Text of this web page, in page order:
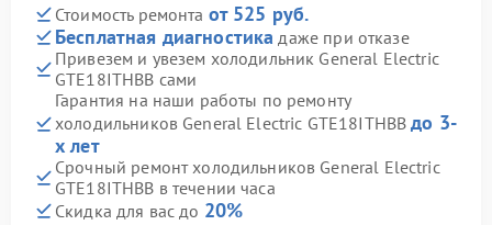
Стоимость ремонта от 525 руб.
Бесплатная диагностика даже при отказе
Привезем и увезем холодильник General Electric
GTE18ITHBB сами
Гарантия на наши работы по ремонту
холодильников General Electric GTE18ITHBBдо 3-
х лет
Срочный ремонт холодильников General Electric
GTE18ITHBB в течении часа
Скидка для вас до 20%